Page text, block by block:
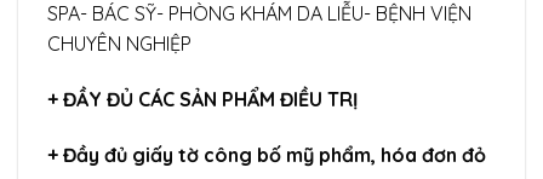
SPA- BÁC SỸ- PHÒNG KHÁM DA LIỄU- BỆNH VIỆN
CHUYÊN NGHIỆP
+ ĐẦY ĐỦ CÁC SẢN PHẨM ĐIỀU TRỊ
+ Đầy đủ giấy tờ công bố mỹ phẩm, hóa đơn đỏ